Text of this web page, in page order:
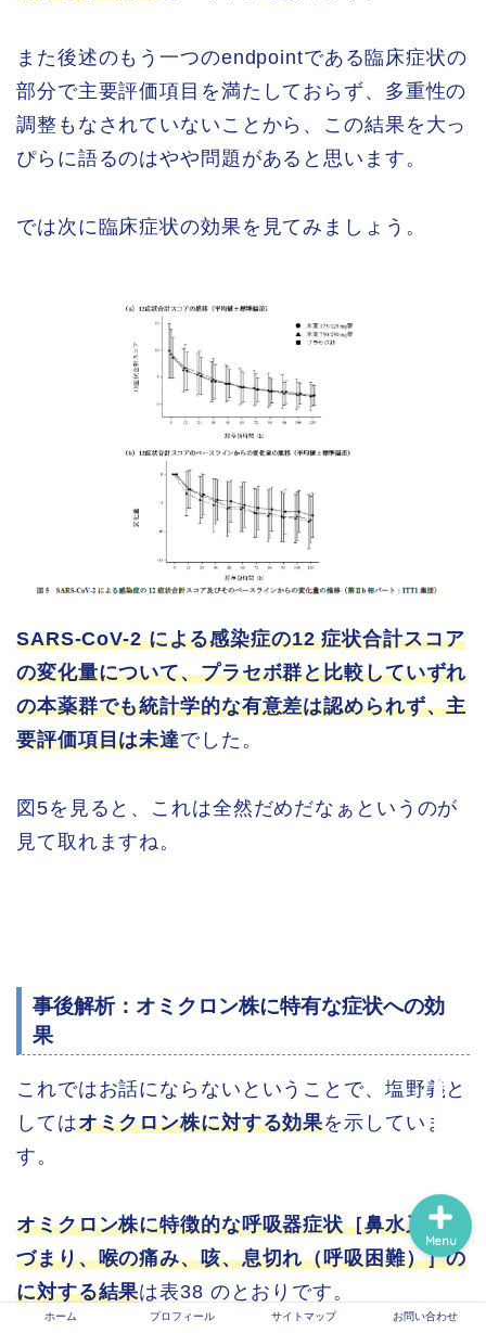
また後述のもう一つのendpointである臨床症状の
部分で主要評価項目を満たしておらず、多重性の
調整もなされていないことから、この結果を大っ
ぴらに語るのはやや問題があると思います。
では次に臨床症状の効果を見てみましょう。
SARS-CoV-2 による感染症の12 症状合計スコア
の変化量について、プラセボ群と比較していずれ
の本薬群でも統計学的な有意差は認められず、主
要評価項目は未達でした。
図5を見ると、これは全然だめだなぁというのが
見て取れますね。
事後解析：オミクロン株に特有な症状への効
果
これではお話にならないということで、塩野義と
してはオミクロン株に対する効果を示していま
す。
オミクロン株に特徴的な呼吸器症状［鼻水又は鼻
づまり、喉の痛み、咳、息切れ（呼吸困難）］の
に対する結果は表38 のとおりです。
ホーム プロフィール サイトマップ お問い合わせ
Menu
信頼できる医療情報系サ
イトのリンク